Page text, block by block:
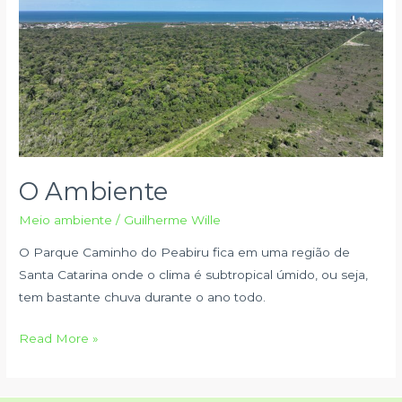
O Ambiente
Meio ambiente / Guilherme Wille
O Parque Caminho do Peabiru fica em uma região de
Santa Catarina onde o clima é subtropical úmido, ou seja,
tem bastante chuva durante o ano todo.
O
Read More »